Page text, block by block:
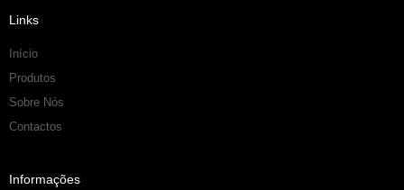
Links
Início
Produtos
Sobre Nós
Contactos
Informações